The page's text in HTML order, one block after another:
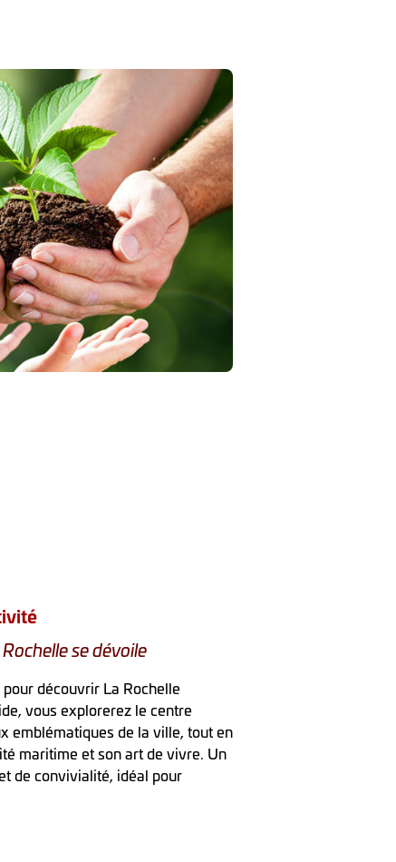
se dévoile
découvrir La Rochelle
vous explorerez le centre
emblématiques de la ville, tout en
maritime et son art de vivre. Un
de convivialité, idéal pour